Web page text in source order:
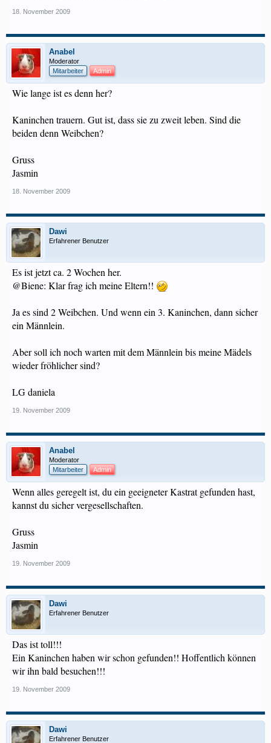
18. November 2009
Anabel
Moderator
Mitarbeiter
Admin
Wie lange ist es denn her?
Kaninchen trauern. Gut ist, dass sie zu zweit leben. Sind die
beiden denn Weibchen?
Gruss
Jasmin
18. November 2009
Dawi
Erfahrener Benutzer
Es ist jetzt ca. 2 Wochen her.
@Biene: Klar frag ich meine Eltern!!
Ja es sind 2 Weibchen. Und wenn ein 3. Kaninchen, dann sicher
ein Männlein.
Aber soll ich noch warten mit dem Männlein bis meine Mädels
wieder fröhlicher sind?
LG daniela
19. November 2009
Anabel
Moderator
Mitarbeiter
Admin
Wenn alles geregelt ist, du ein geeigneter Kastrat gefunden hast,
kannst du sicher vergesellschaften.
Gruss
Jasmin
19. November 2009
Dawi
Erfahrener Benutzer
Das ist toll!!!
Ein Kaninchen haben wir schon gefunden!! Hoffentlich können
wir ihn bald besuchen!!!
19. November 2009
Dawi
Erfahrener Benutzer